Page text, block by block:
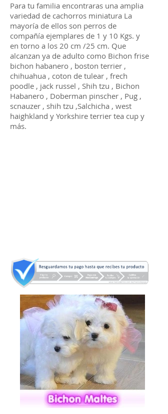
Para tu familia encontraras una amplia
variedad de cachorros miniatura La
mayoría de ellos son perros de
compañía ejemplares de 1 y 10 Kgs. y
en torno a los 20 cm /25 cm. Que
alcanzan ya de adulto como Bichon frise
bichon habanero , boston terrier ,
chihuahua , coton de tulear , frech
poodle , jack russel , Shih tzu , Bichon
Habanero , Doberman pinscher , Pug ,
scnauzer , shih tzu ,Salchicha , west
haighkland y Yorkshire terrier tea cup y
más.